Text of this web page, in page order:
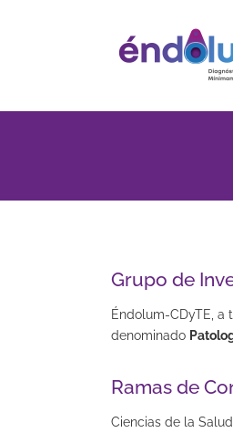
Grupo de
Éndolum-CDyTE, a
denominado
Ramas de
Ciencias de la Salud